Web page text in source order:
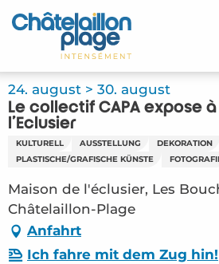
Aller
au
principal
Startseite - DE
Entdecken Sie
Aktivitäten
Zu leben
Treffpunkt
Ihr Aufenthalt - DE
24. august > 30. august
Le collectif CAPA expose
l'Eclusier
KULTURELL AUSSTELLUNG
DEKORATION
PLASTISCHE/GRAFISCHE KÜNSTE
Maison de l'éclusier, Les
Châtelaillon-Plage
Anfahrt
Ich fahre mit dem Zug hin!